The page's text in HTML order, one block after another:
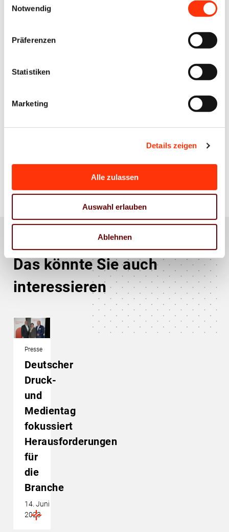
Notwendig
Präferenzen
Statistiken
Marketing
Details zeigen
Alle zulassen
Auswahl erlauben
Ablehnen
Das könnte Sie auch
interessieren
Presse
Deutscher
Druck-
und
Medientag
fokussiert
Herausforderungen
für
die
Branche
14. Juni
2023